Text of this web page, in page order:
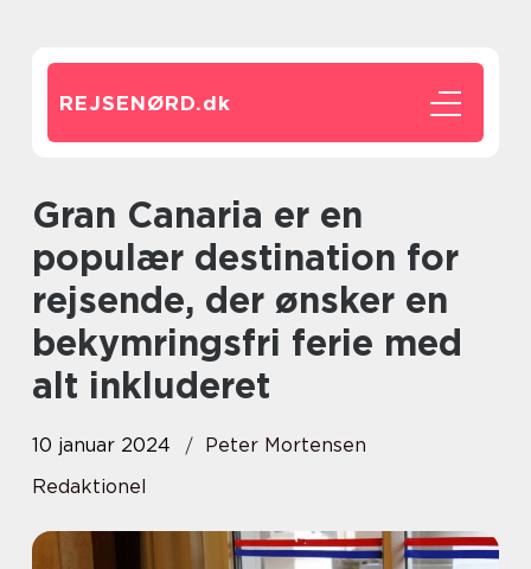
REJSENØRD.dk
Gran Canaria er en
populær destination for
rejsende, der ønsker en
bekymringsfri ferie med
alt inkluderet
10 januar 2024
Peter Mortensen
Redaktionel